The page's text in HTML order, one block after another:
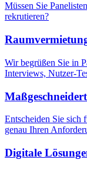
Müssen Sie
rekrutieren?
Wir begrüßen Sie in
Interviews, Nutzer-
Entscheiden Sie sich
genau Ihren
Digitale